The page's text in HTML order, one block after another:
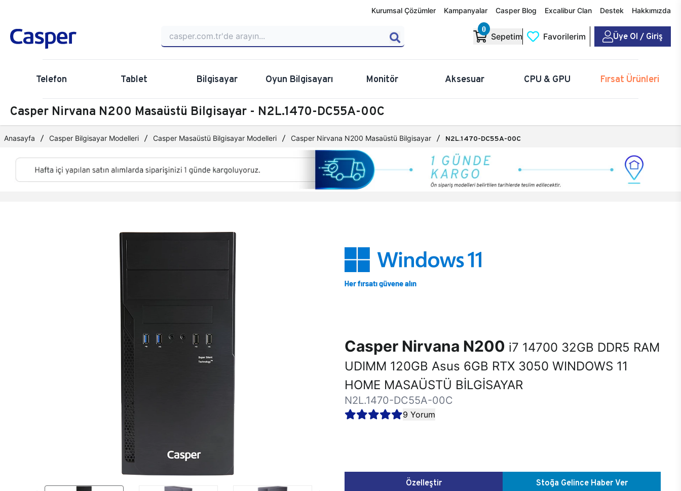
Kurumsal Çözümler Kampanyalar Casper Blog Excalibur Clan Destek Hakkımızda
0
Sepetim Favorilerim Üye Ol / Giriş
Telefon Tablet Bilgisayar Oyun Bilgisayarı Monitör Aksesuar CPU & GPU Fırsat Ürünleri
Casper Nirvana N200 Masaüstü Bilgisayar - N2L.1470-DC55A-00C
Anasayfa Casper Bilgisayar Modelleri Casper Masaüstü Bilgisayar Modelleri Casper Nirvana N200 Masaüstü Bilgisayar N2L.1470-DC55A-00C
Casper Nirvana N200 i7 14700 32GB DDR5 RAM
UDIMM 120GB Asus 6GB RTX 3050 WINDOWS 11
HOME MASAÜSTÜ BİLGİSAYAR
N2L.1470-DC55A-00C
9 Yorum
Özelleştir Stoğa Gelince Haber Ver